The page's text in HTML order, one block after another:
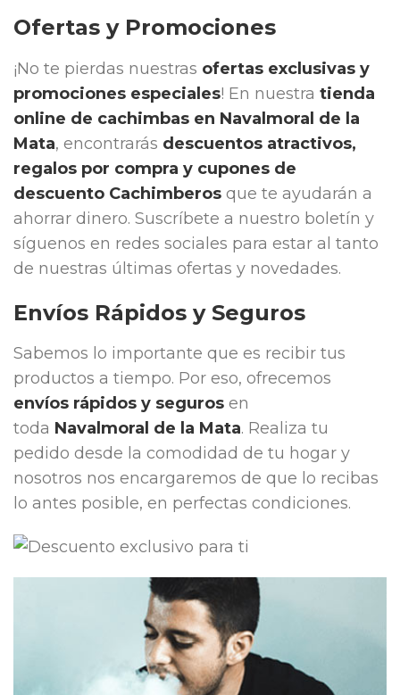
Ofertas y Promociones
¡No te pierdas nuestras ofertas exclusivas y
promociones especiales! En nuestra tienda
online de cachimbas en Navalmoral de la
Mata, encontrarás descuentos atractivos,
regalos por compra y cupones de
descuento Cachimberos que te ayudarán a
ahorrar dinero. Suscríbete a nuestro boletín y
síguenos en redes sociales para estar al tanto
de nuestras últimas ofertas y novedades.
Envíos Rápidos y Seguros
Sabemos lo importante que es recibir tus
productos a tiempo. Por eso, ofrecemos
envíos rápidos y seguros en
toda Navalmoral de la Mata. Realiza tu
pedido desde la comodidad de tu hogar y
nosotros nos encargaremos de que lo recibas
lo antes posible, en perfectas condiciones.